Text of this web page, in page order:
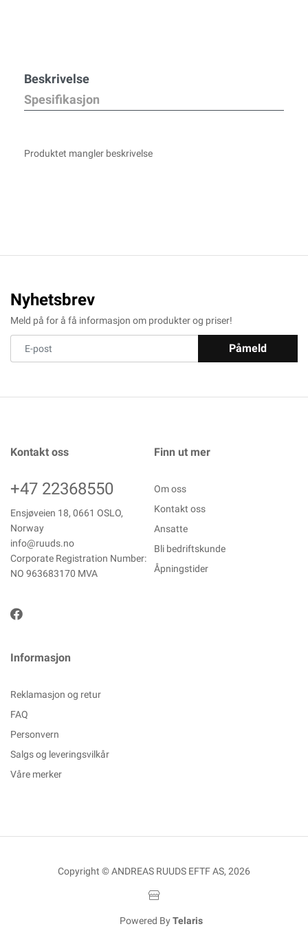
Beskrivelse
Spesifikasjon
Produktet mangler beskrivelse
Nyhetsbrev
Meld på for å få informasjon om produkter og priser!
Påmeld
Kontakt oss
+47 22368550
Ensjøveien 18, 0661 OSLO,
Norway
info@ruuds.no
Corporate Registration Number:
NO 963683170 MVA
Finn ut mer
Om oss
Kontakt oss
Ansatte
Bli bedriftskunde
Åpningstider
Informasjon
Reklamasjon og retur
FAQ
Personvern
Salgs og leveringsvilkår
Våre merker
Copyright © ANDREAS RUUDS EFTF AS, 2026
Powered By Telaris